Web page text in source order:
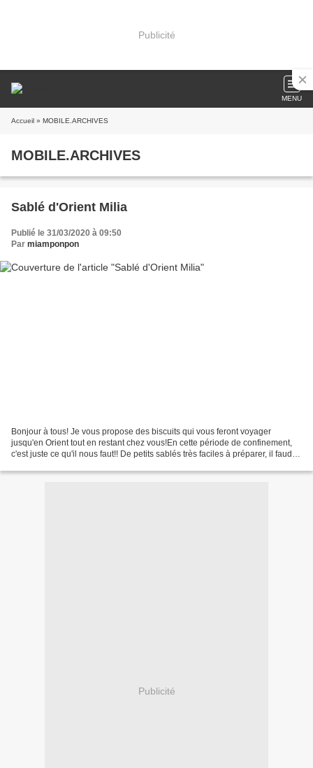
Publicité
MENU
Accueil » MOBILE.ARCHIVES
MOBILE.ARCHIVES
Sablé d'Orient Milia
Publié le 31/03/2020 à 09:50
Par miamponpon
Bonjour à tous! Je vous propose des biscuits qui vous feront voyager
jusqu'en Orient tout en restant chez vous!En cette période de confinement,
c'est juste ce qu'il nous faut!! De petits sablés très faciles à préparer, il faudra
Publicité